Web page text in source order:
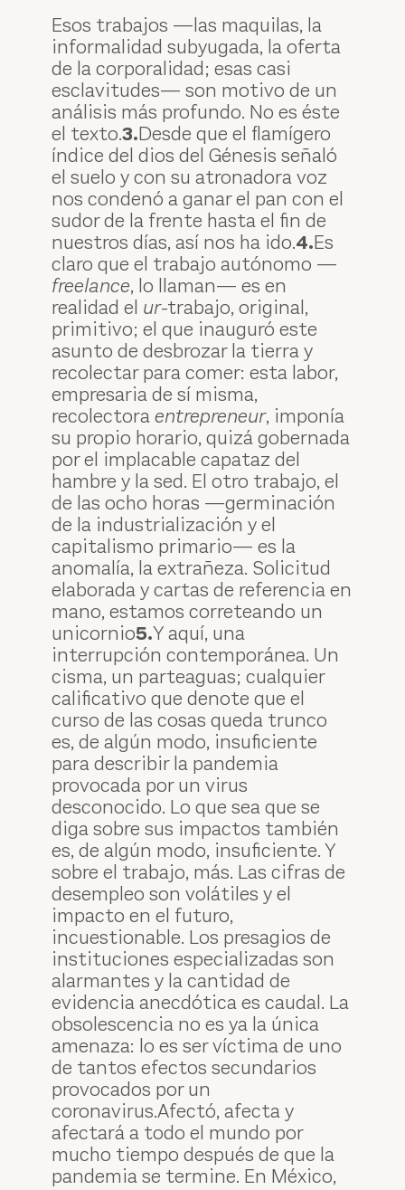
Esos trabajos —las maquilas, la
informalidad subyugada, la oferta
de la corporalidad; esas casi
esclavitudes— son motivo de un
análisis más profundo. No es éste
el texto.3.Desde que el flamígero
índice del dios del Génesis señaló
el suelo y con su atronadora voz
nos condenó a ganar el pan con el
sudor de la frente hasta el fin de
nuestros días, así nos ha ido.4.Es
claro que el trabajo autónomo —
freelance, lo llaman— es en
realidad el ur-trabajo, original,
primitivo; el que inauguró este
asunto de desbrozar la tierra y
recolectar para comer: esta labor,
empresaria de sí misma,
recolectoraen­trepreneur, imponía
su propio horario, quizá gobernada
por el implacable capataz del
hambre y la sed. El otro trabajo, el
de las ocho horas —germinación
de la industrialización y el
capitalismo primario— es la
anomalía, la extrañeza. Solicitud
elaborada y cartas de referencia en
mano, estamos correteando un
unicornio5.Y aquí, una
interrupción contemporánea. Un
cisma, un parteaguas; cualquier
calificativo que denote que el
curso de las cosas queda trunco
es, de algún modo, insuficiente
para describir la pandemia
provocada por un virus
desconocido. Lo que sea que se
diga sobre sus impactos también
es, de algún modo, insuficiente. Y
sobre el trabajo, más. Las cifras de
desempleo son volátiles y el
impacto en el futuro,
incuestionable. Los presagios de
instituciones especializadas son
alarmantes y la cantidad de
evidencia anecdótica es caudal. La
obsolescencia no es ya la única
amenaza: lo es ser víctima de uno
de tantos efectos secundarios
provocados por un
coronavirus.Afectó, afecta y
afectará a todo el mundo por
mucho tiempo después de que la
pandemia se termine. En México,